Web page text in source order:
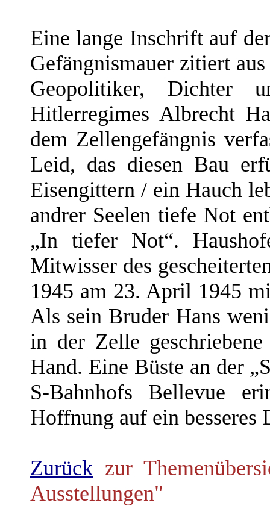
Eine lange Inschrift auf
Gefängnismauer zitiert
Geopolitiker, Dichter
Hitlerregimes Albrecht
dem Zellengefängnis
Leid, das diesen Bau
Eisengittern / ein Hauch
andrer Seelen tiefe Not
„In tiefer Not“.
Mitwisser des
1945 am 23. April 1945
Als sein Bruder Hans
in der Zelle
Hand. Eine Büste an der
S-Bahnhofs Bellevue
Hoffnung auf ein besseres
Zurück zur
Ausstellungen"